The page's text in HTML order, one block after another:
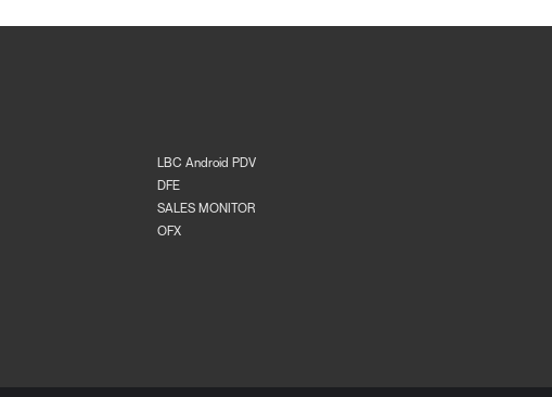
LBC Android PDV
DFE
SALES MONITOR
OFX